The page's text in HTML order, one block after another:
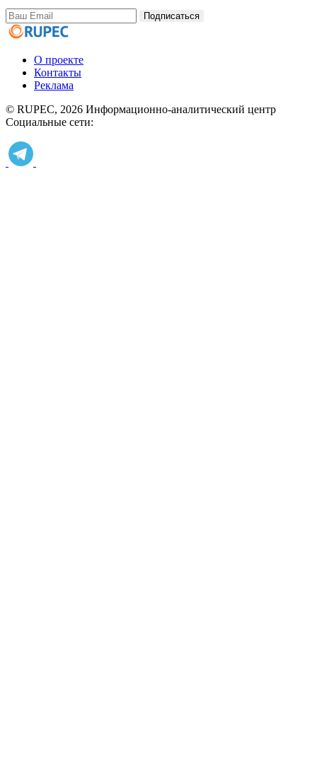
Подписаться
О проекте
Контакты
Реклама
© RUPEC, 2026 Информационно-аналитический центр
Социальные сети: